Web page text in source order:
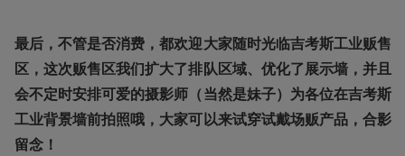
最后，不管是否消费，都欢迎大家随时光临吉考斯工业贩售
区，这次贩售区我们扩大了排队区域、优化了展示墙，并且
会不定时安排可爱的摄影师（当然是妹子）为各位在吉考斯
工业背景墙前拍照哦，大家可以来试穿试戴场贩产品，合影
留念！